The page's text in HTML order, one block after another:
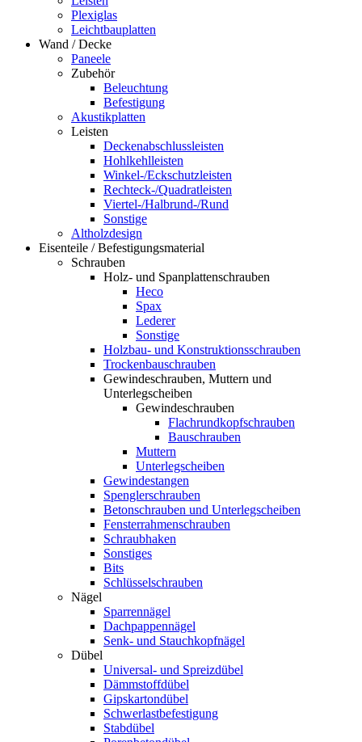
Plexiglas
Leichtbauplatten
Wand / Decke
Paneele
Zubehör
Beleuchtung
Befestigung
Akustikplatten
Leisten
Deckenabschlussleisten
Hohlkehlleisten
Winkel-/Eckschutzleisten
Rechteck-/Quadratleisten
Viertel-/Halbrund-/Rund
Sonstige
Altholzdesign
Eisenteile / Befestigungsmaterial
Schrauben
Holz- und Spanplattenschrauben
Heco
Spax
Lederer
Sonstige
Holzbau- und Konstruktionsschrauben
Trockenbauschrauben
Gewindeschrauben, Muttern und
Unterlegscheiben
Gewindeschrauben
Flachrundkopfschrauben
Bauschrauben
Muttern
Unterlegscheiben
Gewindestangen
Spenglerschrauben
Betonschrauben und Unterlegscheiben
Fensterrahmenschrauben
Schraubhaken
Sonstiges
Bits
Schlüsselschrauben
Nägel
Sparrennägel
Dachpappennägel
Senk- und Stauchkopfnägel
Dübel
Universal- und Spreizdübel
Dämmstoffdübel
Gipskartondübel
Schwerlastbefestigung
Stabdübel